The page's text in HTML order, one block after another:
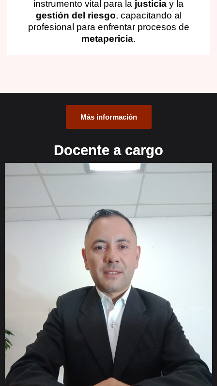
instrumento vital para la justicia y la
gestión del riesgo, capacitando al
profesional para enfrentar procesos de
metapericia.
Más información
Docente a cargo